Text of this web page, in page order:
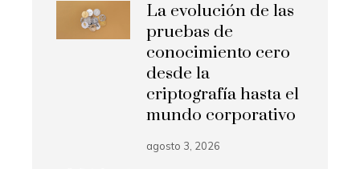
La evolución de las
pruebas de
conocimiento cero
desde la
criptografía hasta el
mundo corporativo
agosto 3, 2026